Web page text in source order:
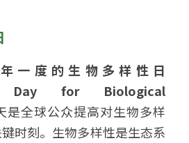
一度的生物多样性日
Day for Biological
是全球公众提高对生物多样
时刻。生物多样性是生态系